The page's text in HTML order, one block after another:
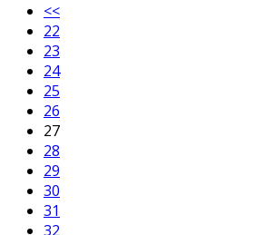
<<
22
23
24
25
26
27
28
29
30
31
32